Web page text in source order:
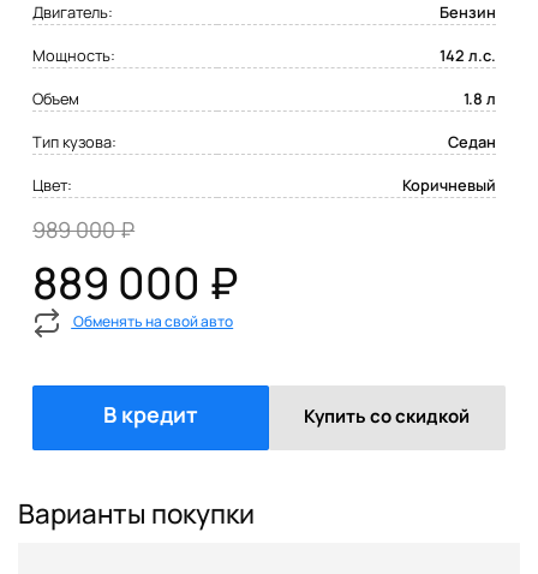
Двигатель:
Бензин
Мощность:
142 л.с.
Объем
1.8 л
Тип кузова:
Седан
Цвет:
Коричневый
989 000 ₽
889 000 ₽
Обменять на свой авто
В кредит Купить со скидкой
Варианты покупки